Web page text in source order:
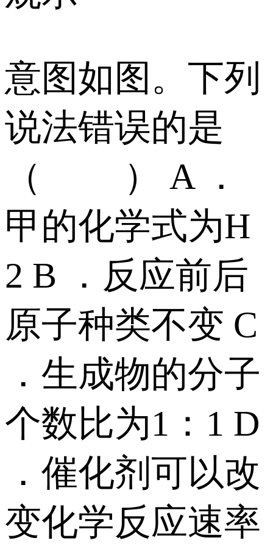
意图如图。下列
说法错误的是
（ ） A ．
甲的化学式为H
2 B ．反应前后
原子种类不变 C
．生成物的分子
个数比为1：1 D
．催化剂可以改
变化学反应速率